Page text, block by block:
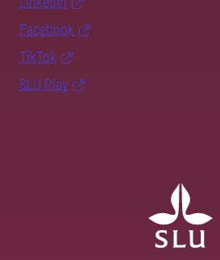
Facebook
TikTok
SLU Play